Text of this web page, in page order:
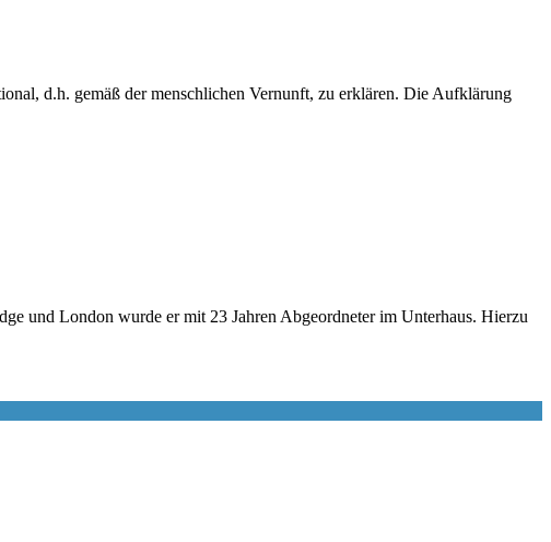
d.h. gemäß der menschlichen Vernunft, zu erklären. Die Aufklärung
und London wurde er mit 23 Jahren Abgeordneter im Unterhaus. Hierzu